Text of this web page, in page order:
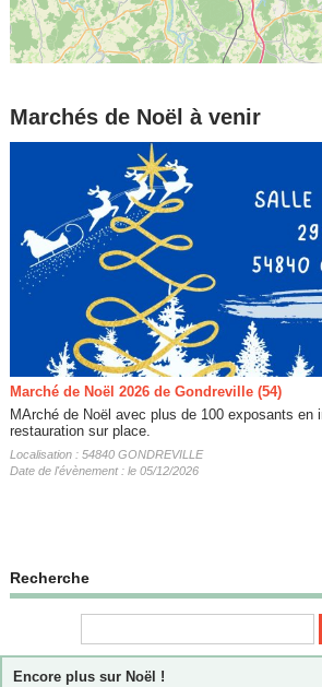
Marchés de Noël à venir
Marché de Noël 2026 de Gondreville (54)
MArché de Noël avec plus de 100 exposants en
restauration sur place.
Localisation : 54840 GONDREVILLE
Date de l'évènement : le 05/12/2026
Recherche
Encore plus sur Noël !